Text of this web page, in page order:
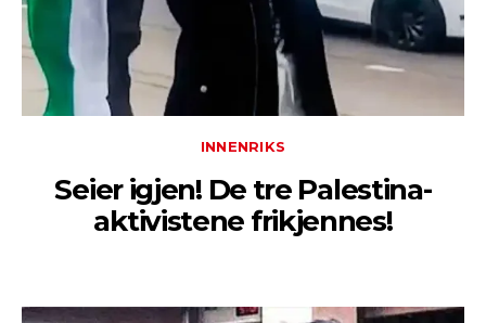
INNENRIKS
Seier igjen! De tre Palestina-
aktivistene frikjennes!